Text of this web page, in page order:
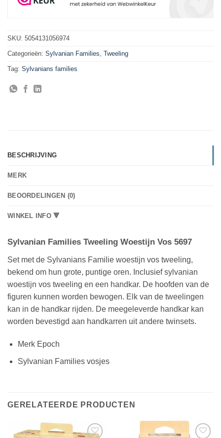
SKU: 5054131056974
Categorieën: Sylvanian Families Tweeling
Tag: Sylvanians families
BESCHRIJVING
MERK
BEOORDELINGEN (0)
WINKEL INFO 🔻
Sylvanian Families Tweeling Woestijn Vos 5697
Set met de Sylvanians Familie woestijn vos tweeling,
bekend om hun grote, puntige oren. Inclusief sylvanian
woestijn vos tweeling en een handkar. De hoofden van de
figuren kunnen worden bewogen. Elk van de tweelingen
kan in de handkar rijden. De meegeleverde handkar kan
worden bevestigd aan handkarren uit andere twinsets.
Merk Epoch
Sylvanian Families vosjes
GERELATEERDE PRODUCTEN